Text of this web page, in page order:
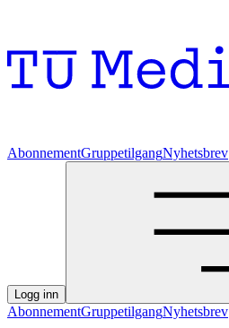
AbonnementGruppetilgangNyhetsbrev
Logg inn
AbonnementGruppetilgangNyhetsbrev